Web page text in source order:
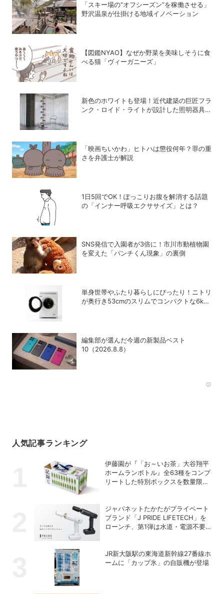
「スキー場の“オフシーズン”を稼働させる」
野沢温泉が仕掛ける地域イノベーション
【図鑑NYAO】なぜか野菜を美味しそうに食
べる猫「ヴィーガニーズ」
新色のホワイトも登場！近代建築の巨匠フラ
ンク・ロイド・ライトが設計した照明器具の
「映画ちいかわ」ヒトハは懲役何年？罪の重
さを弁護士が解説
1日5回でOK！ぽっこりお腹を解消する話題
の「インナー呼吸エクササイズ」とは？
SNS発信で入園者が3倍に！市川市動植物園
を変えた「パンチくん現象」の裏側
単身世帯やふたり暮らしにぴったり！ニトリ
が奥行き53cmのスリムでコンパクトな6kg
編集部が選んだ今週の新製品ベスト
10（2026.8.8）
人気記事ランキング
伊藤園が『「お～いお茶」大谷翔平
ホームランボトル』全63種をコンプ
リートした特別ボックスを数量限定
ジャパネットたかたがプライベート
ブランド「J PRIDE LIFETECH」を
ローンチ、第1弾は水道・電源不要
JR新大阪駅の東海道新幹線27番線ホ
ームに「カップ氷」の自販機が登場